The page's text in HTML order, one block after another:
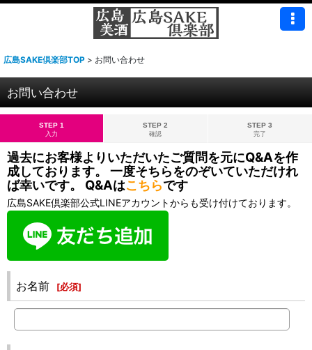
広島SAKE倶楽部TOP > お問い合わせ
お問い合わせ
STEP 1
入力
STEP 2
確認
STEP 3
完了
過去にお客様よりいただいたご質問を元にQ&Aを作
成しております。 一度そちらをのぞいていただけれ
ば幸いです。 Q&Aはこちらです
広島SAKE倶楽部公式LINEアカウントからも受け付けております。
お名前 [必須]